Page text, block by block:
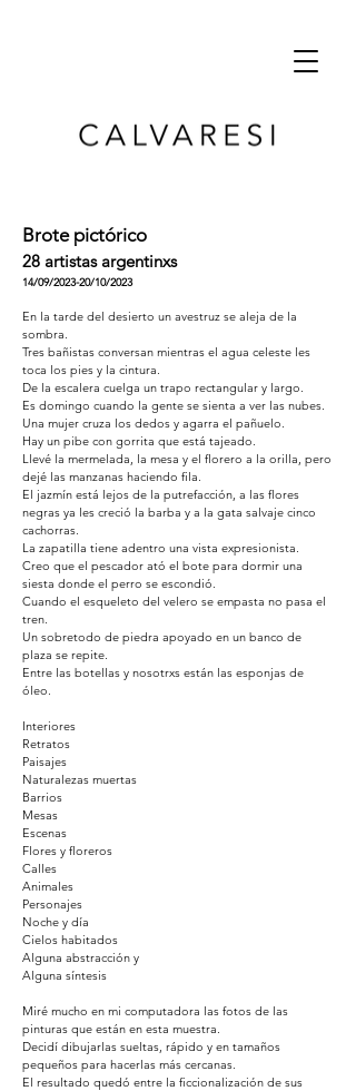
Brote pictórico
28 artistas argentinxs
14/09/2023-20/10/2023
En la tarde del desierto un avestruz se aleja de la
sombra.
Tres bañistas conversan mientras el agua celeste les
toca los pies y la cintura.
De la escalera cuelga un trapo rectangular y largo.
Es domingo cuando la gente se sienta a ver las nubes.
Una mujer cruza los dedos y agarra el pañuelo.
Hay un pibe con gorrita que está tajeado.
Llevé la mermelada, la mesa y el florero a la orilla, pero
dejé las manzanas haciendo fila.
El jazmín está lejos de la putrefacción, a las flores
negras ya les creció la barba y a la gata salvaje cinco
cachorras.
La zapatilla tiene adentro una vista expresionista.
Creo que el pescador ató el bote para dormir una
siesta donde el perro se escondió.
Cuando el esqueleto del velero se empasta no pasa el
tren.
Un sobretodo de piedra apoyado en un banco de
plaza se repite.
Entre las botellas y nosotrxs están las esponjas de
óleo.
Interiores
Retratos
Paisajes
Naturalezas muertas
Barrios
Mesas
Escenas
Flores y floreros
Calles
Animales
Personajes
Noche y día
Cielos habitados
Alguna abstracción y
Alguna síntesis
Miré mucho en mi computadora las fotos de las
pinturas que están en esta muestra.
Decidí dibujarlas sueltas, rápido y en tamaños
pequeños para hacerlas más cercanas.
El resultado quedó entre la ficcionalización de sus